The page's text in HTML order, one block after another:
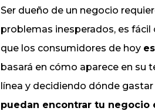
Ser dueño de un negocio
problemas inesperados, es
que los consumidores de hoy
basará en cómo aparece en su
línea y decidiendo dónde gastar
puedan encontrar tu negocio